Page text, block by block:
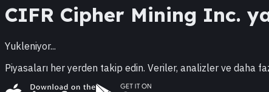
CIFR Cipher Mining Inc.
Yukleniyor...
Piyasaları her yerden takip edin. Veriler, analizler ve daha